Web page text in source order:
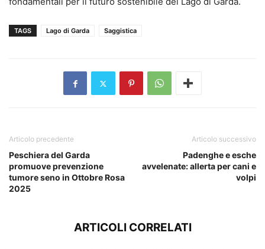
TAGS Lago di Garda Saggistica
Articolo precedente
Peschiera del Garda
promuove prevenzione
tumore seno in Ottobre Rosa
2025
Articolo successivo
Padenghe e esche
avvelenate: allerta per cani e
volpi
ARTICOLI CORRELATI